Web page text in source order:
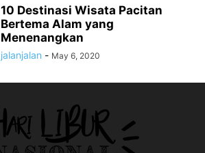
10 Destinasi Wisata Pacitan
Bertema Alam yang
Menenangkan
jalanjalan - May 6, 2020